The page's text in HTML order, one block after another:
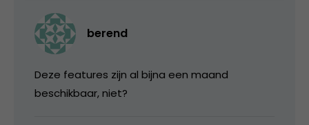
berend
Deze features zijn al bijna een maand
beschikbaar, niet?